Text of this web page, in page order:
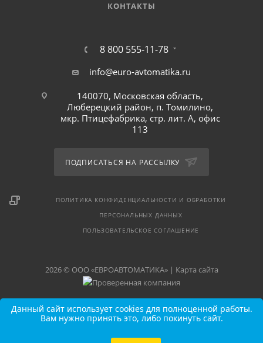
КОНТАКТЫ
8 800 555-11-78
info@euro-avtomatika.ru
140070, Московская область,
Люберецкий район, п. Томилино,
мкр. Птицефабрика, стр. лит. А, офис
113
ПОДПИСАТЬСЯ НА РАССЫЛКУ
ПОЛИТИКА КОНФИДЕНЦИАЛЬНОСТИ И ОБРАБОТКИ
ПЕРСОНАЛЬНЫХ ДАННЫХ
ПОЛЬЗОВАТЕЛЬСКОЕ СОГЛАШЕНИЕ
2026 © ООО «ЕВРОАВТОМАТИКА» | Карта сайта
Данный сайт использует cookies для полноценной работы.
Вам нужно принять это, либо покинуть сайт.